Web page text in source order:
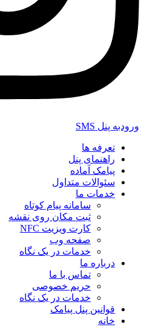
ورودبه پنل SMS
تعرفه ها
راهنمای پنل
پیامک آماده
سئوالات متداول
خدمات ما
سامانه پیام کوتاه
ثبت مکان روی نقشه
کارت ویزیت NFC
صفحه وب
خدمات در یک نگاه
درباره ما
تماس با ما
حریم خصوصی
خدمات در یک نگاه
قوانین پنل پیامک
خانه